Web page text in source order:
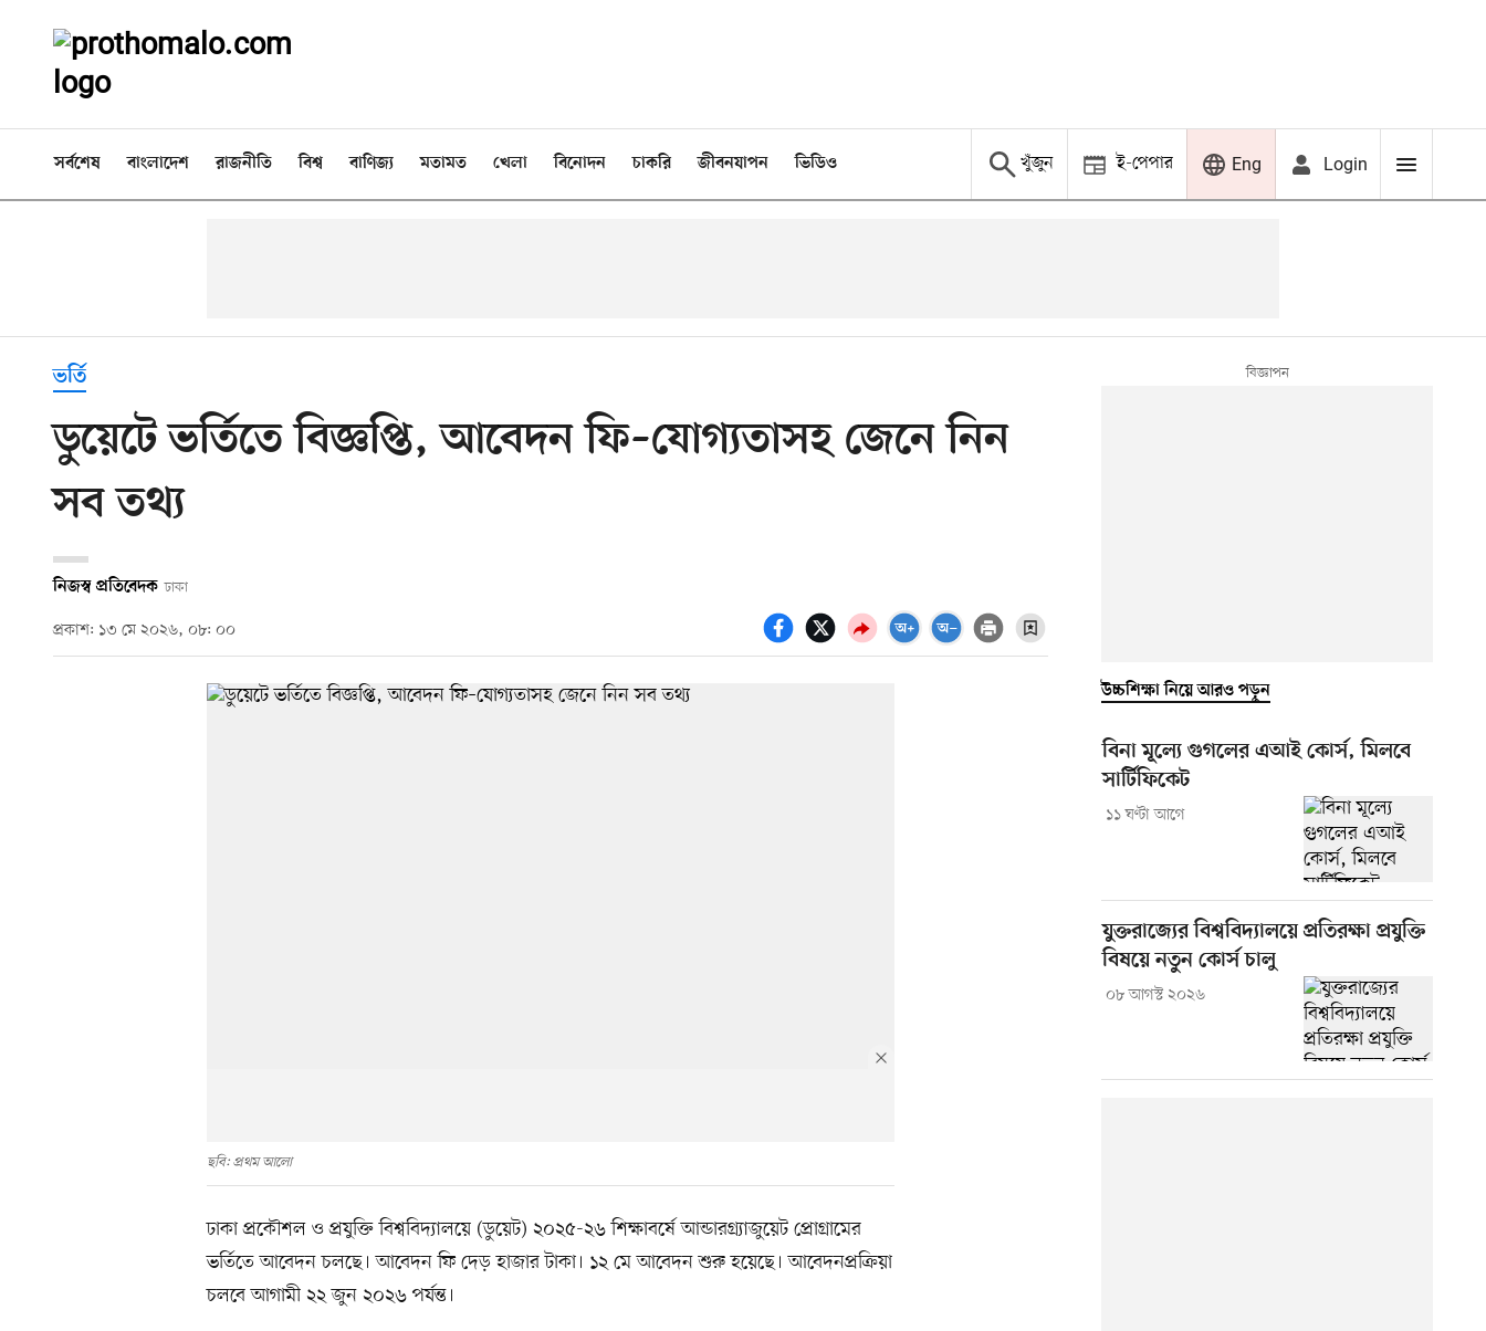
সর্বশেষ বাংলাদেশ রাজনীতি বিশ্ব বাণিজ্য মতামত খেলা বিনোদন চাকরি জীবনযাপন ভিডিও খুঁজুন ই-পেপার Eng Login
ভর্তি
ডুয়েটে ভর্তিতে বিজ্ঞপ্তি, আবেদন ফি–যোগ্যতাসহ জেনে নিন
সব তথ্য
নিজস্ব প্রতিবেদক ঢাকা
প্রকাশ: ১৩ মে ২০২৬, ০৮: ০০
ছবি: প্রথম আলো
ঢাকা প্রকৌশল ও প্রযুক্তি বিশ্ববিদ্যালয়ে (ডুয়েট) ২০২৫-২৬ শিক্ষাবর্ষে আন্ডারগ্র্যাজুয়েট প্রোগ্রামের
ভর্তিতে আবেদন চলছে। আবেদন ফি দেড় হাজার টাকা। ১২ মে আবেদন শুরু হয়েছে। আবেদনপ্রক্রিয়া
চলবে আগামী ২২ জুন ২০২৬ পর্যন্ত।
উচ্চশিক্ষা নিয়ে আরও পড়ুন
বিনা মূল্যে গুগলের এআই কোর্স, মিলবে
সার্টিফিকেট
১১ ঘণ্টা আগে
যুক্তরাজ্যের বিশ্ববিদ্যালয়ে প্রতিরক্ষা প্রযুক্তি
বিষয়ে নতুন কোর্স চালু
০৮ আগস্ট ২০২৬